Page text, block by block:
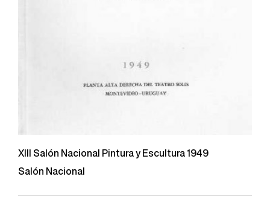
XIII Salón Nacional Pintura y Escultura 1949
Salón Nacional